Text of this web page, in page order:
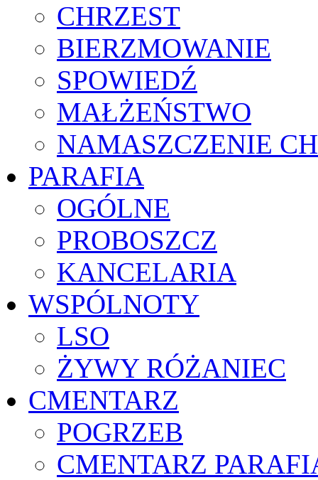
CHRZEST
BIERZMOWANIE
SPOWIEDŹ
MAŁŻEŃSTWO
NAMASZCZENIE
PARAFIA
OGÓLNE
PROBOSZCZ
KANCELARIA
WSPÓLNOTY
LSO
ŻYWY RÓŻANIEC
CMENTARZ
POGRZEB
CMENTARZ